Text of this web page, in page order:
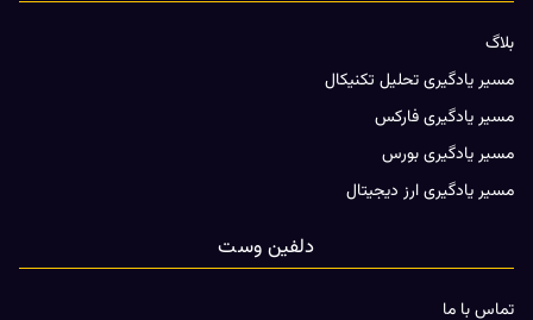
بلاگ
مسیر یادگیری تحلیل تکنیکال
مسیر یادگیری فارکس
مسیر یادگیری بورس
مسیر یادگیری ارز دیجیتال
دلفین وست
تماس با ما